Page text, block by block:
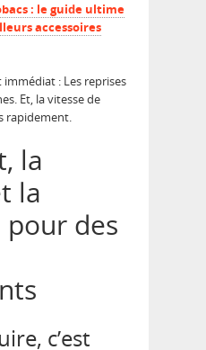
: le guide ultime
accessoires
: Les reprises
Et, la vitesse de
rapidement.
la
la
des
c’est